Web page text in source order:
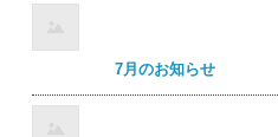
7月のお知らせ